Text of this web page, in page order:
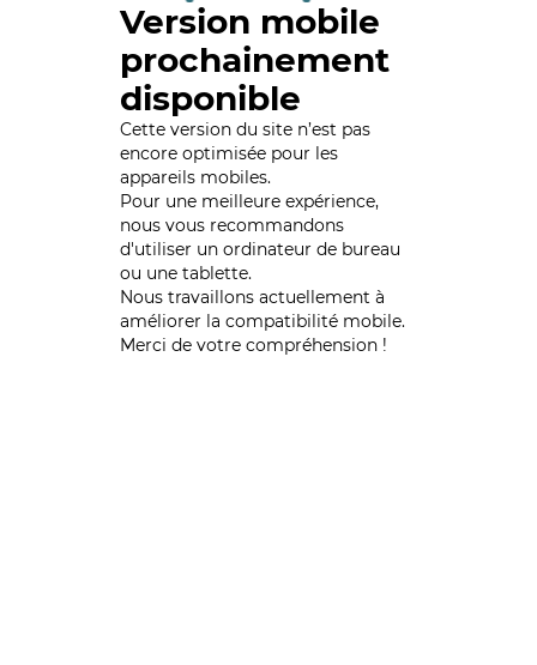
Version mobile
prochainement
disponible
Cette version du site n’est pas
encore optimisée pour les
appareils mobiles.
Pour une meilleure expérience,
nous vous recommandons
d'utiliser un ordinateur de bureau
ou une tablette.
Nous travaillons actuellement à
améliorer la compatibilité mobile.
Merci de votre compréhension !